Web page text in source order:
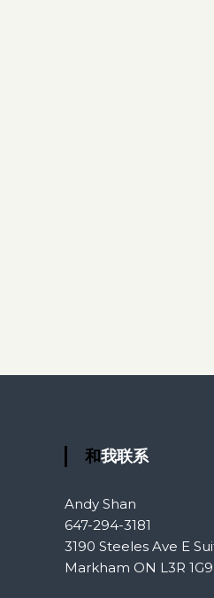
和我联系
Andy Shan
647-294-3181
3190 Steeles Ave E
Markham ON L3R 1G9